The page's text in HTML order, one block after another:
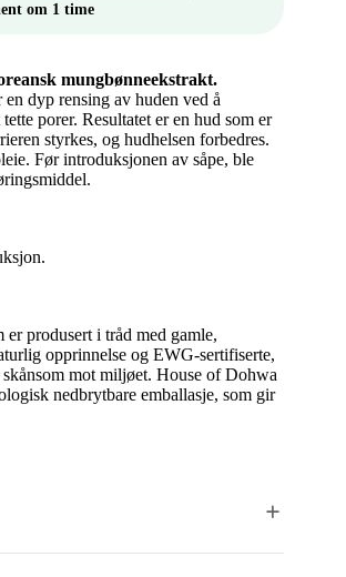
om 1 time
mungbønneekstrakt.
dyp rensing av huden ved å
porer. Resultatet er en hud som er
styrkes, og hudhelsen forbedres.
Før introduksjonen av såpe, ble
produsert i tråd med gamle,
opprinnelse og EWG-sertifiserte,
skånsom mot miljøet. House of Dohwa
nedbrytbare emballasje, som gir